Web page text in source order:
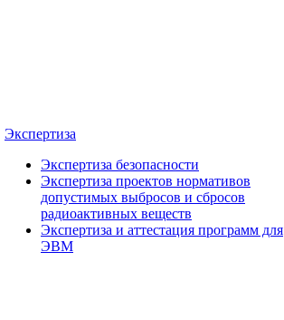
Экспертиза
Экспертиза безопасности
Экспертиза проектов нормативов
допустимых выбросов и сбросов
радиоактивных веществ
Экспертиза и аттестация программ для
ЭВМ